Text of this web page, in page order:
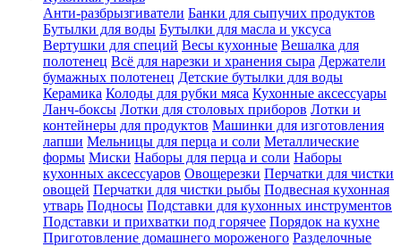
Анти-разбрызгиватели Банки для сыпучих продуктов
Бутылки для воды Бутылки для масла и уксуса
Вертушки для специй Весы кухонные Вешалка для
полотенец Всё для нарезки и хранения сыра Держатели
бумажных полотенец Детские бутылки для воды
Керамика Колоды для рубки мяса Кухонные аксессуары
Ланч-боксы Лотки для столовых приборов Лотки и
контейнеры для продуктов Машинки для изготовления
лапши Мельницы для перца и соли Металлические
формы Миски Наборы для перца и соли Наборы
кухонных аксессуаров Овощерезки Перчатки для чистки
овощей Перчатки для чистки рыбы Подвесная кухонная
утварь Подносы Подставки для кухонных инструментов
Подставки и прихватки под горячее Порядок на кухне
Приготовление домашнего мороженого Разделочные